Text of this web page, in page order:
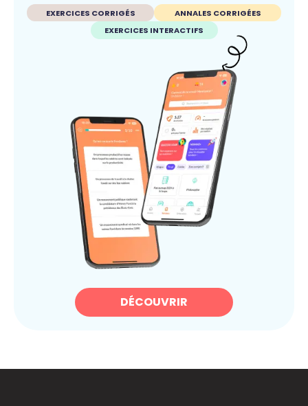
EXERCICES CORRIGÉS
ANNALES CORRIGÉES
EXERCICES INTERACTIFS
DÉCOUVRIR